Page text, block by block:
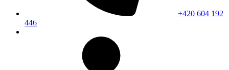
+420 604 192
446